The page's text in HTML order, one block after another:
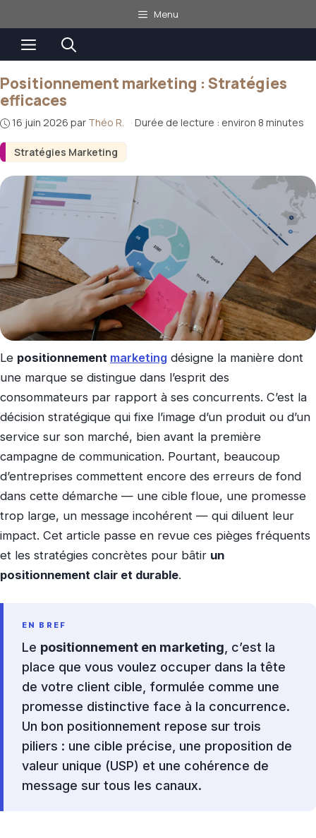
au
contenu
Menu
Menu
Stratégies Marketing
Positionnement marketing : Stratégies
efficaces
16 juin 2026 par Théo R. · Durée de lecture : environ 8 minutes
Le positionnement marketing désigne la manière dont
une marque se distingue dans l’esprit des
consommateurs par rapport à ses concurrents. C’est la
décision stratégique qui fixe l’image d’un produit ou d’un
service sur son marché, bien avant la première
campagne de communication. Pourtant, beaucoup
d’entreprises commettent encore des erreurs de fond
dans cette démarche — une cible floue, une promesse
trop large, un message incohérent — qui diluent leur
impact. Cet article passe en revue ces pièges fréquents
et les stratégies concrètes pour bâtir un
positionnement clair et durable.
EN BREF
Le positionnement en marketing , c’est la
place que vous voulez occuper dans la tête
de votre client cible, formulée comme une
promesse distinctive face à la concurrence.
Un bon positionnement repose sur trois
piliers : une cible précise, une proposition de
valeur unique (USP) et une cohérence de
message sur tous les canaux.